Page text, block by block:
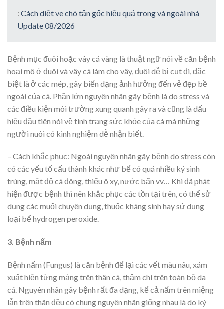
: Cách diệt ve chó tận gốc hiệu quả trong và ngoài nhà
Update 08/2026
Bệnh mục đuôi hoặc vây cá vàng là thuật ngữ nói về căn bệnh
hoại mô ở đuôi và vây cá làm cho vây, đuôi dễ bị cụt đi, đặc
biệt là ở các mép, gây biến dạng ảnh hưởng đến vẻ đẹp bề
ngoài của cá. Phần lớn nguyên nhân gây bệnh là do stress và
các điều kiện môi trường xung quanh gây ra và cũng là dấu
hiệu đầu tiên nói về tình trạng sức khỏe của cá mà những
người nuôi có kinh nghiệm dễ nhận biết.
– Cách khắc phục: Ngoài nguyên nhân gây bệnh do stress còn
có các yếu tố cấu thành khác như bể có quá nhiều ký sinh
trùng, mật độ cá đông, thiếu ô xy, nước bẩn vv… Khi đã phát
hiện được bệnh thì nên khắc phục các tồn tại trên, có thể sử
dụng các muối chuyên dụng, thuốc kháng sinh hay sử dụng
loại bể hydrogen peroxide.
3. Bệnh nấm
Bệnh nấm (Fungus) là căn bệnh để lại các vết màu nâu, xám
xuất hiện từng mảng trên thân cá, thậm chí trên toàn bộ da
cá. Nguyên nhân gây bệnh rất đa dạng, kể cả nấm trên miệng
lẫn trên thân đều có chung nguyên nhân giống nhau là do ký